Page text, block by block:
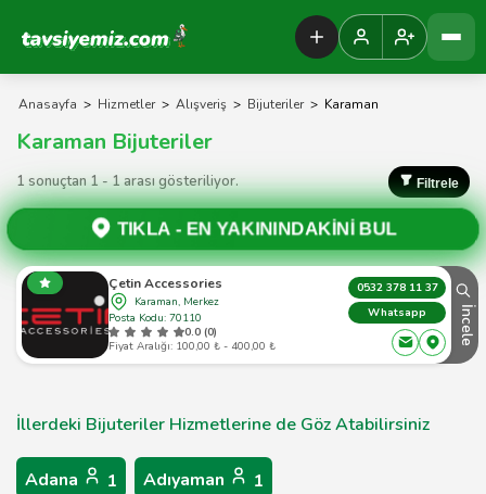
Tavsiyemiz Anasayfa
Anasayfa > Hizmetler > Alışveriş > Bijuteriler > Karaman
Karaman Bijuteriler
1 sonuçtan 1 - 1 arası gösteriliyor. Filtrele
TIKLA -EN YAKININDAKİNİ BUL
Çetin Accessories
Karaman, Merkez
Posta Kodu: 70110
0.0 (0)
Fiyat Aralığı: 100,00 ₺ - 400,00 ₺
0532 378 11 37
Whatsapp
İncele
İllerdeki Bijuteriler Hizmetlerine de Göz Atabilirsiniz
Adana 1 Adıyaman 1